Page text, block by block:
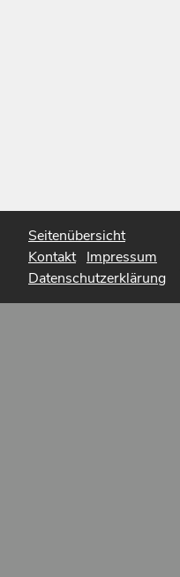
Seitenübersicht
Kontakt Impressum
Datenschutzerklärung